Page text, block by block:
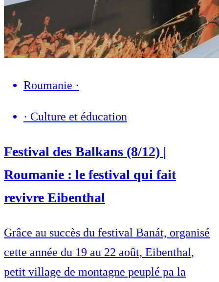
Roumanie ·
· Culture et éducation
Festival des Balkans (8/12) |
Roumanie : le festival qui fait
revivre Eibenthal
Grâce au succès du festival Banát, organisé
cette année du 19 au 22 août, Eibenthal,
petit village de montagne peuplé pa la